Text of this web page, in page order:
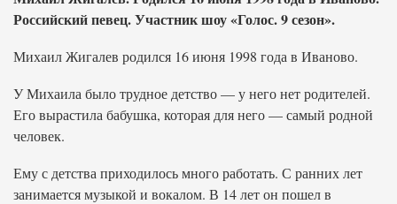
Российский певец. Участник шоу «Голос. 9 сезон».
Михаил Жигалев родился 16 июня 1998 года в Иваново.
У Михаила было трудное детство — у него нет родителей.
Его вырастила бабушка, которая для него — самый родной
человек.
Ему с детства приходилось много работать. С ранних лет
занимается музыкой и вокалом. В 14 лет он пошел в